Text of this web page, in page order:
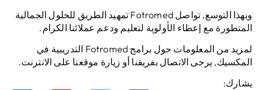
وبهذا التوسع, تواصل Fotromed تمهيد الطريق للحلول الجمالية
المتطورة مع إعطاء الأولوية لتعليم ودعم عملائنا الكرام.
لمزيد من المعلومات حول برامج Fotromed التدريبية في
المكسيك, يرجى الاتصال بفريقنا أو زيارة موقعنا على الانترنت.
يشارك: